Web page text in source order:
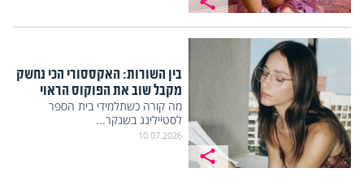
בין השורות: האקססורי הכי נחשק
מקבל שוב את הפוקוס הראוי
מה קורה כשתלמידי בית הספר
לסטיילינג בשנקר...
10.07.2026